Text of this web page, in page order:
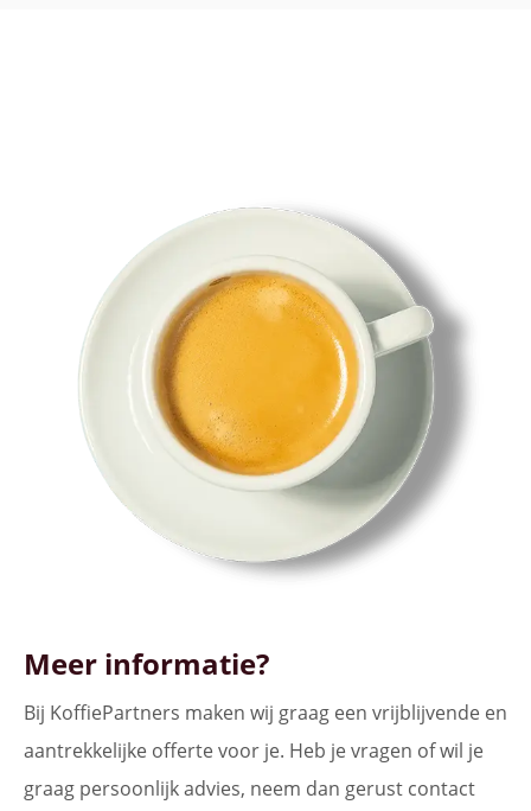
Meer informatie?
Bij KoffiePartners maken wij graag een vrijblijvende en
aantrekkelijke offerte voor je. Heb je vragen of wil je
graag persoonlijk advies, neem dan gerust contact